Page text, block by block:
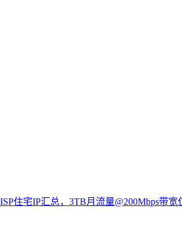
住宅IP汇总，3TB月流量@200Mbps带宽